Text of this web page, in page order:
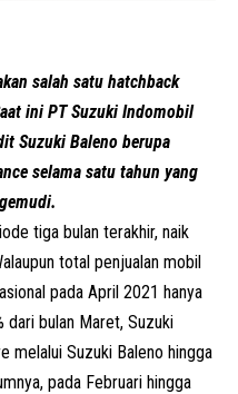
salah satu hatchback
ini PT Suzuki Indomobil
Suzuki Baleno berupa
selama satu tahun yang
tiga bulan terakhir, naik
total penjualan mobil
pada April 2021 hanya
dari bulan Maret, Suzuki
melalui Suzuki Baleno hingga
pada Februari hingga